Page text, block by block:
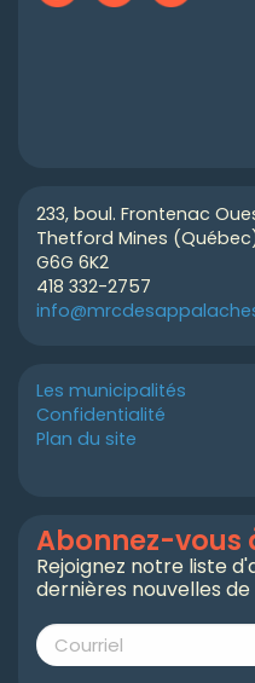
233, boul. Frontenac
Thetford Mines
G6G 6K2
418 332-2757
Les municipalités
Confidentialité
Plan du site
Abonnez-vous
Rejoignez notre liste
dernières nouvelles